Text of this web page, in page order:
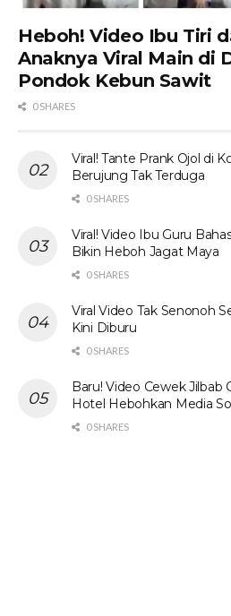
Heboh! Video Ibu Tiri
Anaknya Viral Main di
Pondok Kebun Sawit
0 SHARES
Viral! Tante Prank Ojol di
Berujung Tak Terduga
0 SHARES
Viral! Video Ibu Guru
Bikin Heboh Jagat Maya
0 SHARES
Viral Video Tak Senonoh
Kini Diburu
0 SHARES
Baru! Video Cewek Jilbab
Hotel Hebohkan Media
0 SHARES